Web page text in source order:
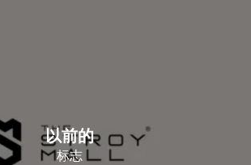
以前的
标志